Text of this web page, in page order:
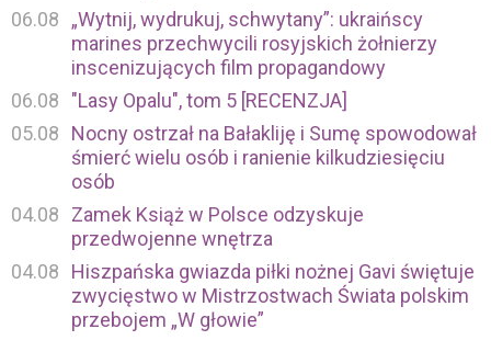
06.08
„Wytnij, wydrukuj, schwytany”: ukraińscy
marines przechwycili rosyjskich żołnierzy
inscenizujących film propagandowy
06.08
"Lasy Opalu", tom 5 [RECENZJA]
05.08
Nocny ostrzał na Bałakliję i Sumę spowodował
śmierć wielu osób i ranienie kilkudziesięciu
osób
04.08
Zamek Książ w Polsce odzyskuje
przedwojenne wnętrza
04.08
Hiszpańska gwiazda piłki nożnej Gavi świętuje
zwycięstwo w Mistrzostwach Świata polskim
przebojem „W głowie”